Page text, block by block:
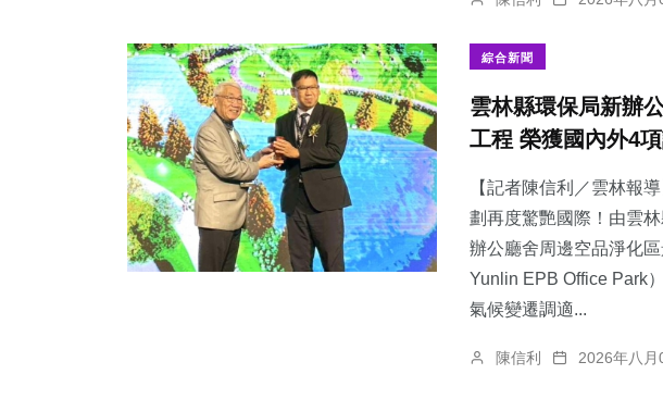
綜合新聞
雲林縣環保局新辦
工程 榮獲國內外4
【記者陳信利／雲林報
劃再度驚艷國際！由雲
辦公廳舍周邊空品淨化
Yunlin EPB Office Park
氣候變遷調適...
陳信利 2026年八月